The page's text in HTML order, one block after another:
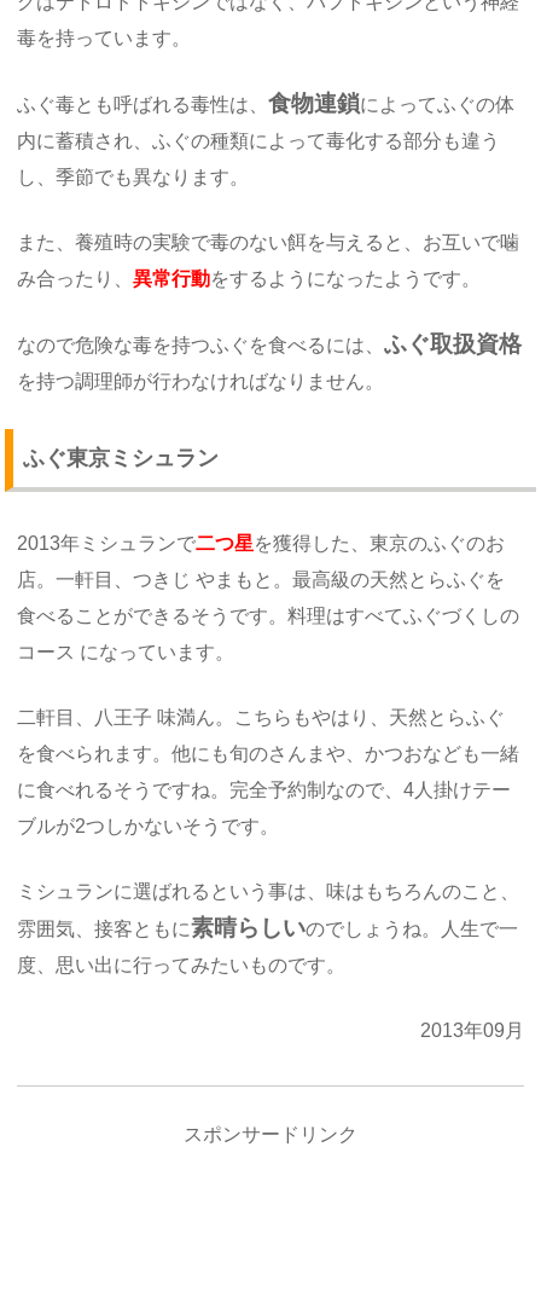
毒を持っています。
ふぐ毒とも呼ばれる毒性は、食物連鎖によってふぐの体
内に蓄積され、ふぐの種類によって毒化する部分も違う
し、季節でも異なります。
また、養殖時の実験で毒のない餌を与えると、お互いで噛
み合ったり、異常行動をするようになったようです。
なので危険な毒を持つふぐを食べるには、ふぐ取扱資格
を持つ調理師が行わなければなりません。
ふぐ東京ミシュラン
2013年ミシュランで二つ星を獲得した、東京のふぐのお
店。一軒目、つきじ やまもと。最高級の天然とらふぐを
食べることができるそうです。料理はすべてふぐづくしの
コース になっています。
二軒目、八王子 味満ん。こちらもやはり、天然とらふぐ
を食べられます。他にも旬のさんまや、かつおなども一緒
に食べれるそうですね。完全予約制なので、4人掛けテー
ブルが2つしかないそうです。
ミシュランに選ばれるという事は、味はもちろんのこと、
雰囲気、接客ともに素晴らしいのでしょうね。人生で一
度、思い出に行ってみたいものです。
2013年09月
スポンサードリンク